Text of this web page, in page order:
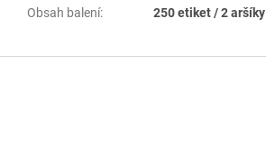
Obsah balení: 250 etiket / 2 aršíky